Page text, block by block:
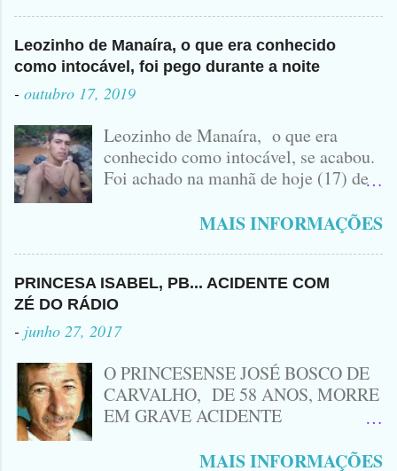
Leozinho de Manaíra, o que era conhecido
como intocável, foi pego durante a noite
- outubro 17, 2019
Leozinho de Manaíra, o que era
conhecido como intocável, se acabou.
Foi achado na manhã de hoje (17) de
no Sertão da Paraíba, o Lendário
atingido com disparo de calibre 12. O
Procurado pela Justiça havia matado
a Namorada dele, Fabrícia Nogueira ,
Peixeira. Ele deu mais de 10 Facadas
na Adolescente.
MAIS INFORMAÇÕES
PRINCESA ISABEL, PB... ACIDENTE COM
ZÉ DO RÁDIO
- junho 27, 2017
O PRINCESENSE JOSÉ BOSCO DE
CARVALHO, DE 58 ANOS, MORRE
EM GRAVE ACIDENTE
CINQUENTINHA SHINERAY E UM
MAIS INFORMAÇÕES